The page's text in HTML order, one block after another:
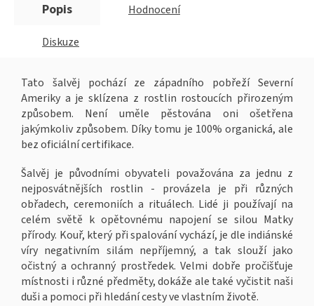
Popis Hodnocení
Diskuze
Tato šalvěj pochází ze západního pobřeží Severní
Ameriky a je sklízena z rostlin rostoucích přirozeným
způsobem. Není uměle pěstována oni ošetřena
jakýmkoliv způsobem. Díky tomu je 100% organická, ale
bez oficiální certifikace.
Šalvěj je původními obyvateli považována za jednu z
nejposvátnějších rostlin - provázela je při různých
obřadech, ceremoniích a rituálech. Lidé ji používají na
celém světě k opětovnému napojení se silou Matky
přírody. Kouř, který při spalování vychází, je dle indiánské
víry negativním silám nepříjemný, a tak slouží jako
očistný a ochranný prostředek. Velmi dobře pročišťuje
místnosti i různé předměty, dokáže ale také vyčistit naši
duši a pomoci při hledání cesty ve vlastním životě.